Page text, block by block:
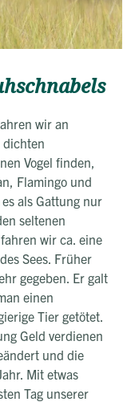
wir an
dichten
Vogel finden,
Flamingo und
als Gattung nur
seltenen
wir ca. eine
Sees. Früher
gegeben. Er galt
einen
Tier getötet.
Geld verdienen
und die
Mit etwas
Tag unserer